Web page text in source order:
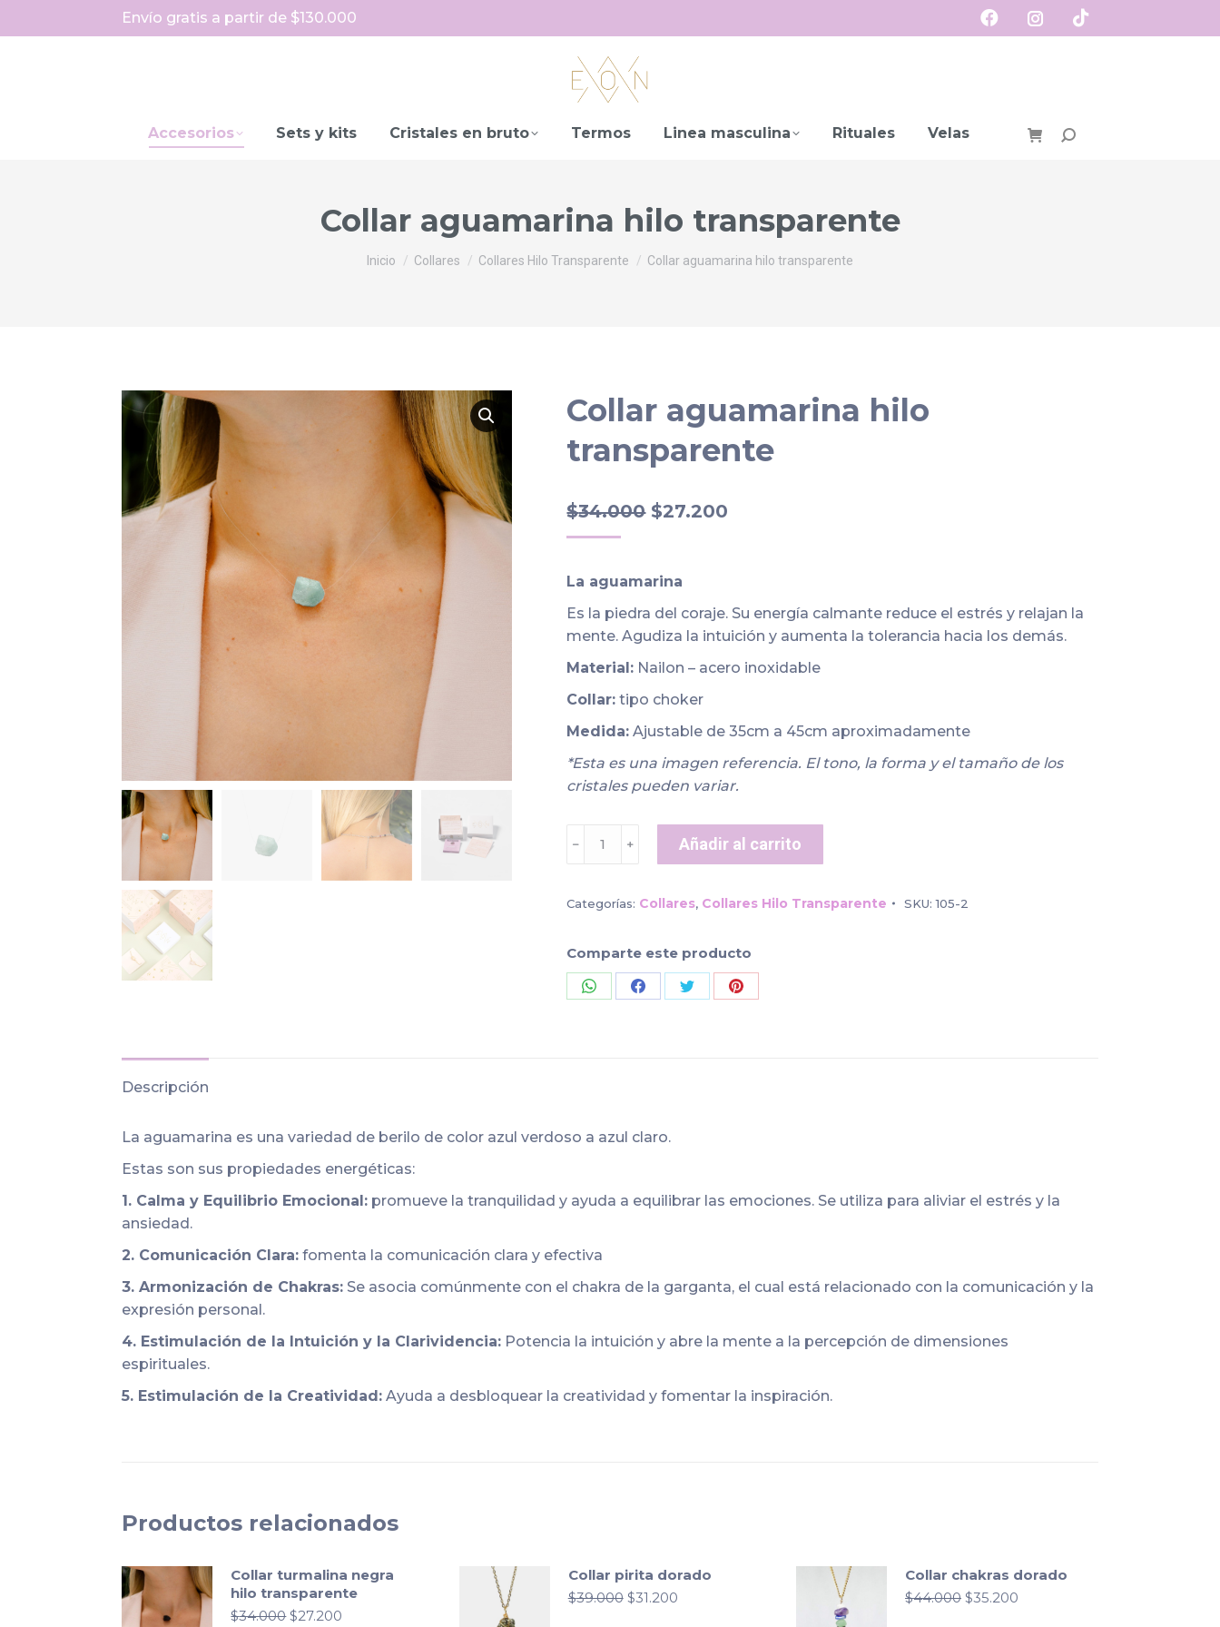
Envío gratis a partir de $130.000
Accesorios Sets y kits Cristales en bruto Termos Linea masculina Rituales Velas Buscar:
Collar aguamarina hilo transparente
Estás aquí:
Inicio Collares Collares Hilo Transparente Collar aguamarina hilo transparente
Collar aguamarina hilo
transparente
$34.000 El
era:
$34.000.
$27.200
$27.200.
La aguamarina
Es la piedra del coraje. Su energía calmante reduce el estrés y relajan la
mente. Agudiza la intuición y aumenta la tolerancia hacia los demás.
Material: Nailon – acero inoxidable
Collar: tipo choker
Medida: Ajustable de 35cm a 45cm aproximadamente
*Esta es una imagen referencia. El tono, la forma y el tamaño de los
cristales pueden variar.
transparente
﹣ ﹢ Añadir al carrito
Categorías: Collares, Collares Hilo Transparente SKU:105-2
Comparte este producto
Share Share Share Share
Descripción
La aguamarina es una variedad de berilo de color azul verdoso a azul claro.
Estas son sus propiedades energéticas:
1. Calma y Equilibrio Emocional: promueve la tranquilidad y ayuda a equilibrar las emociones. Se utiliza para aliviar el estrés y la
ansiedad.
2. Comunicación Clara: fomenta la comunicación clara y efectiva
3. Armonización de Chakras: Se asocia comúnmente con el chakra de la garganta, el cual está relacionado con la comunicación y la
expresión personal.
4. Estimulación de la Intuición y la Clarividencia: Potencia la intuición y abre la mente a la percepción de dimensiones
espirituales.
5. Estimulación de la Creatividad: Ayuda a desbloquear la creatividad y fomentar la inspiración.
Productos relacionados
Collar turmalina negra
hilo transparente
$34.000El
$27.200
Collar pirita dorado
$39.000 El
$31.200El
Collar chakras dorado
$44.000 El
$35.200